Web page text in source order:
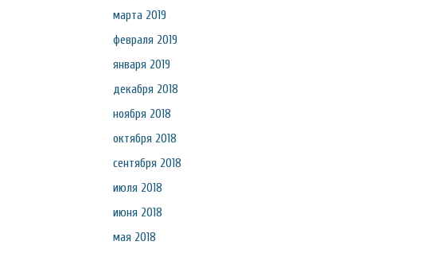
марта 2019
февраля 2019
января 2019
декабря 2018
ноября 2018
октября 2018
сентября 2018
июля 2018
июня 2018
мая 2018